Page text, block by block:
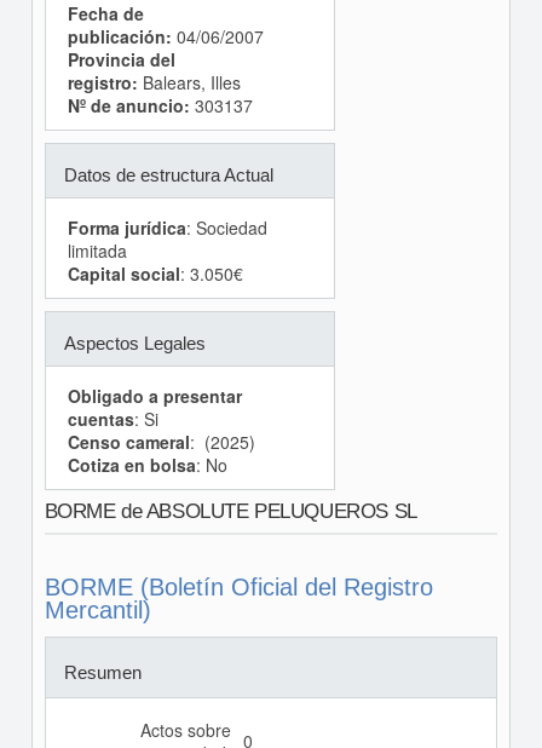
Fecha de
publicación: 04/06/2007
Provincia del
registro: Balears, Illes
Nº de anuncio: 303137
Datos de estructura Actual
Forma jurídica: Sociedad
limitada
Capital social: 3.050€
Aspectos Legales
Obligado a presentar
cuentas: Si
Censo cameral: (2025)
Cotiza en bolsa: No
BORME de ABSOLUTE PELUQUEROS SL
BORME (Boletín Oficial del Registro
Mercantil)
Resumen
Actos sobre 0